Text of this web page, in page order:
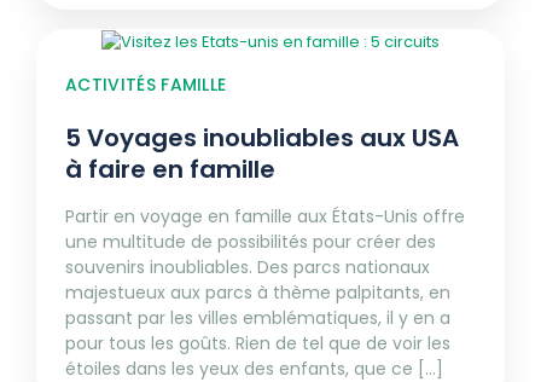
ACTIVITÉS FAMILLE
5 Voyages inoubliables aux USA
à faire en famille
Partir en voyage en famille aux États-Unis offre
une multitude de possibilités pour créer des
souvenirs inoubliables. Des parcs nationaux
majestueux aux parcs à thème palpitants, en
passant par les villes emblématiques, il y en a
pour tous les goûts. Rien de tel que de voir les
étoiles dans les yeux des enfants, que ce [...]